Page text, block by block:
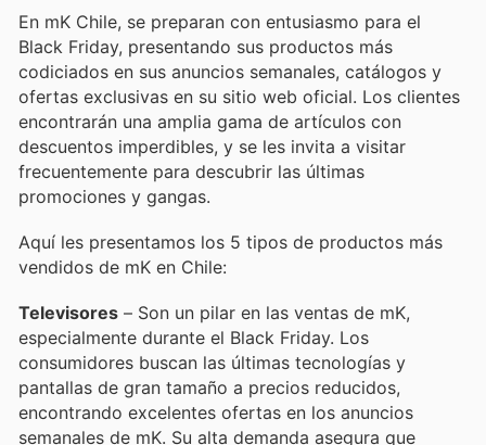
En mK Chile, se preparan con entusiasmo para el
Black Friday, presentando sus productos más
codiciados en sus anuncios semanales, catálogos y
ofertas exclusivas en su sitio web oficial. Los clientes
encontrarán una amplia gama de artículos con
descuentos imperdibles, y se les invita a visitar
frecuentemente para descubrir las últimas
promociones y gangas.
Aquí les presentamos los 5 tipos de productos más
vendidos de mK en Chile:
Televisores – Son un pilar en las ventas de mK,
especialmente durante el Black Friday. Los
consumidores buscan las últimas tecnologías y
pantallas de gran tamaño a precios reducidos,
encontrando excelentes ofertas en los anuncios
semanales de mK. Su alta demanda asegura que